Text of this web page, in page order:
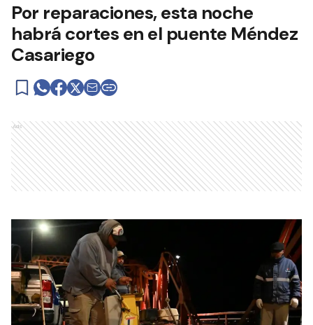
Por reparaciones, esta noche
habrá cortes en el puente Méndez
Casariego
Ads